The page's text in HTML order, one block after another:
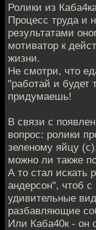
Ролики из
Процесс труда и
результатами
мотиватор к
жизни.
Не смотри, что
"работай и будет
придумаешь!
В связи с
вопрос: ролики
зеленому яйцу
можно ли также
А то стал
андерсон", чтоб
удивительные
разбавляющие
Или Каба40к - он